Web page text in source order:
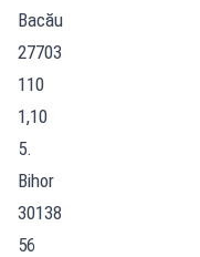
Bacău
27703
110
1,10
5.
Bihor
30138
56